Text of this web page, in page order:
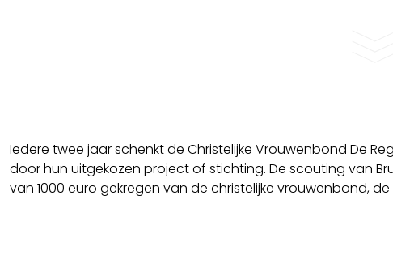
Iedere twee jaar schenkt de Christelijke Vrouwenbond De
door hun uitgekozen project of stichting. De scouting van
van 1000 euro gekregen van de christelijke vrouwenbond, de